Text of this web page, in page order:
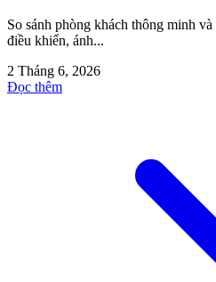
So sánh phòng khách thông minh
điều khiển, ánh...
2 Tháng 6, 2026
Đọc thêm